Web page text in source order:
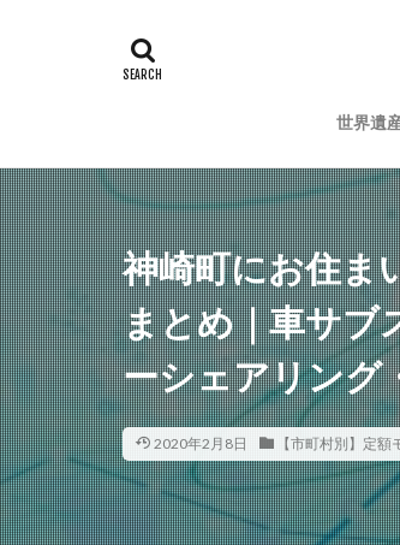
世界遺
日本
海外
神崎町にお住ま
まとめ｜車サブ
ーシェアリング
2020年2月8日 【市町村別】定